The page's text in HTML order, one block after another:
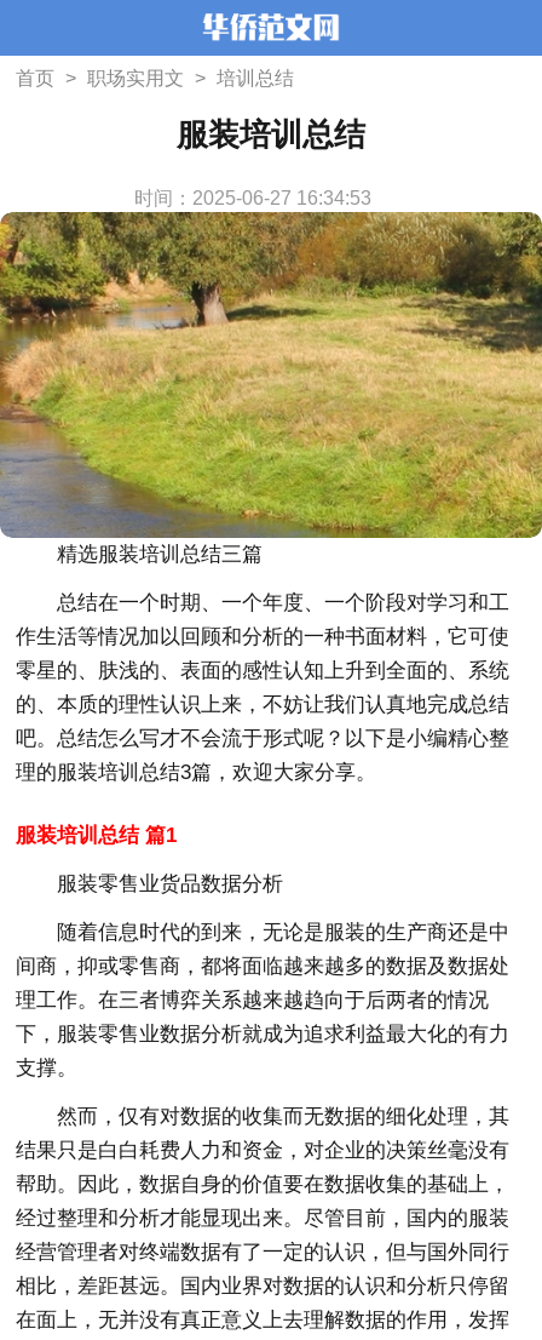
首页 > 职场实用文 > 培训总结
服装培训总结
时间：2025-06-27 16:34:53
精选服装培训总结三篇
总结在一个时期、一个年度、一个阶段对学习和工
作生活等情况加以回顾和分析的一种书面材料，它可使
零星的、肤浅的、表面的感性认知上升到全面的、系统
的、本质的理性认识上来，不妨让我们认真地完成总结
吧。总结怎么写才不会流于形式呢？以下是小编精心整
理的服装培训总结3篇，欢迎大家分享。
服装培训总结 篇1
服装零售业货品数据分析
随着信息时代的到来，无论是服装的生产商还是中
间商，抑或零售商，都将面临越来越多的数据及数据处
理工作。在三者博弈关系越来越趋向于后两者的情况
下，服装零售业数据分析就成为追求利益最大化的有力
支撑。
然而，仅有对数据的收集而无数据的细化处理，其
结果只是白白耗费人力和资金，对企业的决策丝毫没有
帮助。因此，数据自身的价值要在数据收集的基础上，
经过整理和分析才能显现出来。尽管目前，国内的服装
经营管理者对终端数据有了一定的认识，但与国外同行
相比，差距甚远。国内业界对数据的认识和分析只停留
在面上，无并没有真正意义上去理解数据的作用，发挥